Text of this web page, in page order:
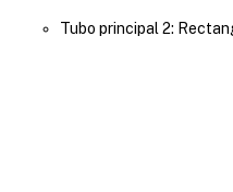
Tubo principal 2: